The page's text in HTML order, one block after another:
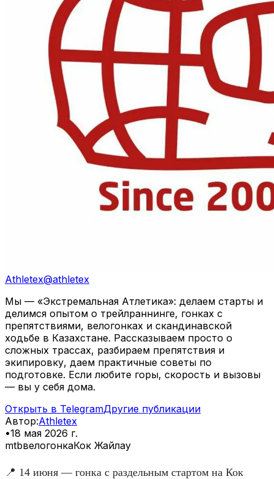
Athletex@athletex
Мы — «Экстремальная Атлетика»: делаем старты и
делимся опытом о трейлраннинге, гонках с
препятствиями, велогонках и скандинавской
ходьбе в Казахстане. Рассказываем просто о
сложных трассах, разбираем препятствия и
экипировку, даем практичные советы по
подготовке. Если любите горы, скорость и вызовы
— вы у себя дома.
Открыть в TelegramДругие публикации
Автор:Athletex
•18 мая 2026 г.
mtbвелогонкаКок Жайлау
📍 14 июня — гонка с раздельным стартом на Кок